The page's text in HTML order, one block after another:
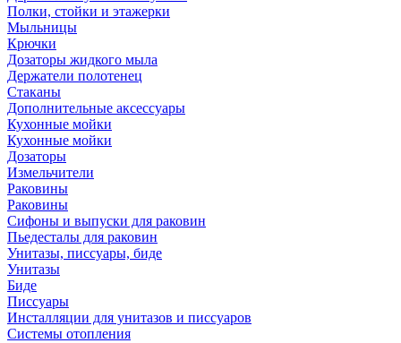
Полки, стойки и этажерки
Мыльницы
Крючки
Дозаторы жидкого мыла
Держатели полотенец
Стаканы
Дополнительные аксессуары
Кухонные мойки
Кухонные мойки
Дозаторы
Измельчители
Раковины
Раковины
Сифоны и выпуски для раковин
Пьедесталы для раковин
Унитазы, писсуары, биде
Унитазы
Биде
Писсуары
Инсталляции для унитазов и писсуаров
Системы отопления